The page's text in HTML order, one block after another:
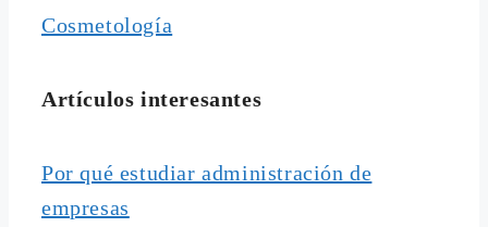
Cosmetología
Artículos interesantes
Por qué estudiar administración de
empresas